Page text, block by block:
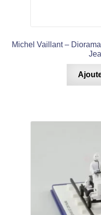
Michel Vaillant –